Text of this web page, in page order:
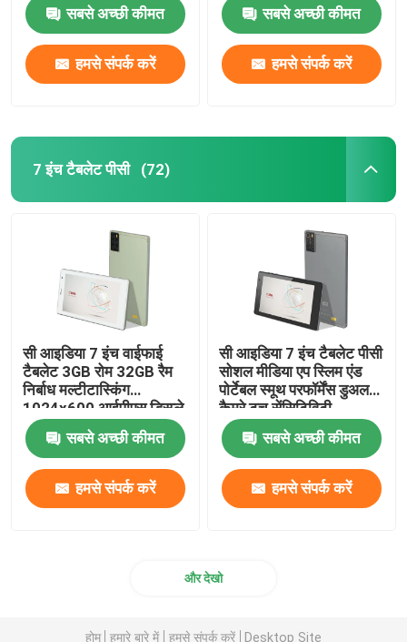
सबसे अच्छी कीमत
हमसे संपर्क करें
सबसे अच्छी कीमत
हमसे संपर्क करें
7 इंच टैबलेट पीसी (72)
सी आइडिया 7 इंच वाईफाई
टैबलेट 3GB रोम 32GB रैम
निर्बाध मल्टीटास्किंग
1024x600 आईपीएस डिस्प्ले
रिस्पांसिव टच सीएम520
सबसे अच्छी कीमत
हमसे संपर्क करें
सी आइडिया 7 इंच टैबलेट पीसी
सोशल मीडिया एप स्लिम एंड
पोर्टेबल स्मूथ परफॉर्मेंस डुअल
कैमरे टच सेंसिटिविटी
CM520
सबसे अच्छी कीमत
हमसे संपर्क करें
और देखो
होम हमारे बारे में हमसे संपर्क करें Desktop Site